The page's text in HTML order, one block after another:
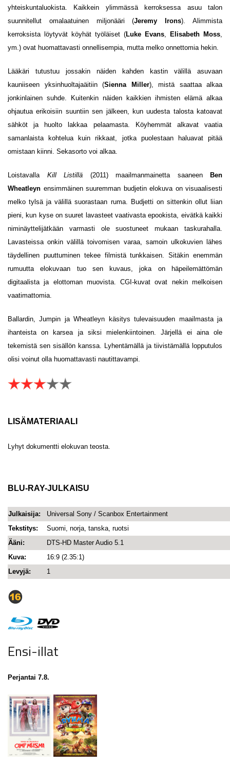
yhteiskuntaluokista. Kaikkein ylimmässä kerroksessa asuu talon
suunnitellut omalaatuinen miljonääri (Jeremy Irons). Alimmista
kerroksista löytyvät köyhät työläiset (Luke Evans, Elisabeth Moss,
ym.) ovat huomattavasti onnellisempia, mutta melko onnettomia hekin.
Lääkäri tutustuu jossakin näiden kahden kastin välillä asuvaan
kauniiseen yksinhuoltajaäitiin (Sienna Miller), mistä saattaa alkaa
jonkinlainen suhde. Kuitenkin näiden kaikkien ihmisten elämä alkaa
ohjautua erikoisiin suuntiin sen jälkeen, kun uudesta talosta katoavat
sähköt ja huolto lakkaa pelaamasta. Köyhemmät alkavat vaatia
samanlaista kohtelua kuin rikkaat, jotka puolestaan haluavat pitää
omistaan kiinni. Sekasorto voi alkaa.
LoistavallaKill Listillä (2011) maailmanmainetta saaneen
Ben
Wheatleyn ensimmäinen suuremman budjetin elokuva on visuaalisesti
melko tylsä ja välillä suorastaan ruma. Budjetti on sittenkin ollut liian
pieni, kun kyse on suuret lavasteet vaativasta epookista, eivätkä kaikki
niminäyttelijätkään varmasti ole suostuneet mukaan taskurahalla.
Lavasteissa onkin välillä toivomisen varaa, samoin ulkokuvien lähes
täydellinen puuttuminen tekee filmistä tunkkaisen. Sitäkin enemmän
rumuutta elokuvaan tuo sen kuvaus, joka on häpeilemättömän
digitaalista ja elottoman muovista. CGI-kuvat ovat nekin melkoisen
vaatimattomia.
Ballardin, Jumpin ja Wheatleyn käsitys tulevaisuuden maailmasta ja
ihanteista on karsea ja siksi mielenkiintoinen. Järjellä ei aina ole
tekemistä sen sisällön kanssa. Lyhentämällä ja tiivistämällä lopputulos
olisi voinut olla huomattavasti nautittavampi.
LISÄMATERIAALI
Lyhyt dokumentti elokuvan teosta.
BLU-RAY-JULKAISU
Julkaisija:
Universal Sony / Scanbox Entertainment
Tekstitys:
Suomi, norja, tanska, ruotsi
Ääni:
DTS-HD Master Audio 5.1
Kuva:
16:9 (2.35:1)
Levyjä:
1
Ensi-illat
Perjantai 7.8.